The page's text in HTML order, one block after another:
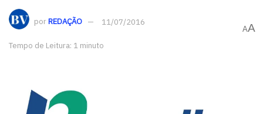
porREDAÇÃO 11/07/2016
Tempo de Leitura: 1 minuto
AA